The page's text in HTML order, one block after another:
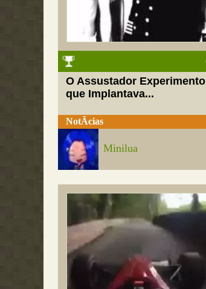
O Assustador Experimento
que Implantava...
NotÃ­cias
Minilua